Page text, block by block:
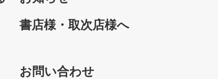
書店様・取次店様へ
お問い合わせ